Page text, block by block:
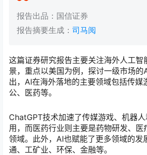
报告出品：国信证券
报告摘要生成： 司马阅
这篇证券研究报告主要关注海外人工智
景，重点以美国为例，探讨一级市场的
出，AI在海外落地的主要领域包括传媒
公、医药等。
ChatGPT技术加速了传媒游戏、机器
用，而医药行业则主要是药物研发、医
领域。此外，AI也赋能了更多领域的发
通、工矿业、环保、金融等。